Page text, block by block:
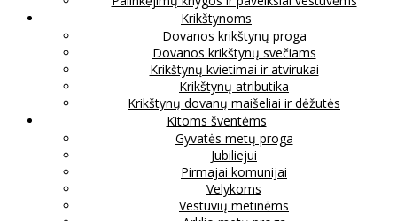
Krikštynoms
Dovanos krikštynų proga
Dovanos krikštynų svečiams
Krikštynų kvietimai ir atvirukai
Krikštynų atributika
Krikštynų dovanų maišeliai ir dėžutės
Kitoms šventėms
Gyvatės metų proga
Jubiliejui
Pirmajai komunijai
Velykoms
Vestuvių metinėms